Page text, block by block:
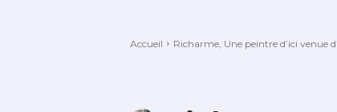
Accueil Richarme, Une peintre d’ici venue